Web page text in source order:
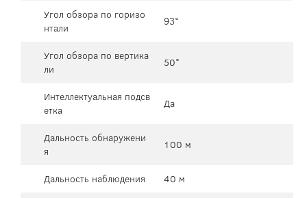
Угол обзора по горизо
нтали
93°
Угол обзора по вертика
ли
50°
Интеллектуальная подсв
етка
Да
Дальность обнаружени
я
100 м
Дальность наблюдения
40 м